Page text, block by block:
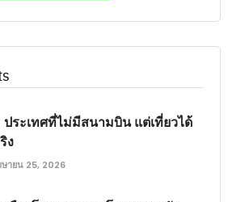
ประเทศที่ไม่มีสนามบิน แต่เที่ยวได้
ง
ษายน 25, 2026